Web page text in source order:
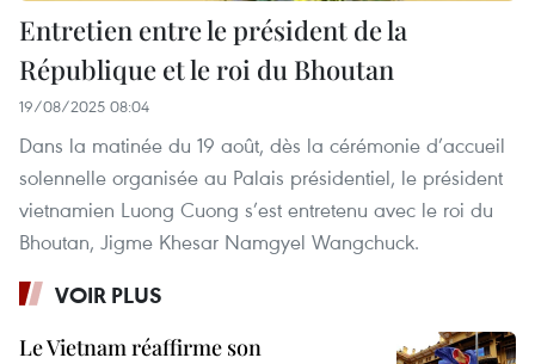
Entretien entre le président de la
République et le roi du Bhoutan
19/08/2025 08:04
Dans la matinée du 19 août, dès la cérémonie d’accueil
solennelle organisée au Palais présidentiel, le président
vietnamien Luong Cuong s’est entretenu avec le roi du
Bhoutan, Jigme Khesar Namgyel Wangchuck.
VOIR PLUS
Le Vietnam réaffirme son